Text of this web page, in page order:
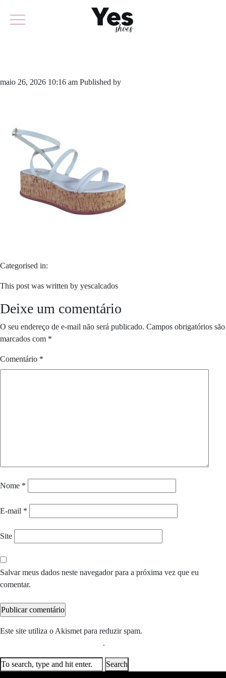
maio 26, 2026 10:16 am Published by
Categorised in:
This post was written by yescalcados
Deixe um comentário
O seu endereço de e-mail não será publicado. Campos obrigatórios são
marcados com *
Comentário *
Nome *
E-mail *
Site
Salvar meus dados neste navegador para a próxima vez que eu
comentar.
Este site utiliza o Akismet para reduzir spam.
.
Search